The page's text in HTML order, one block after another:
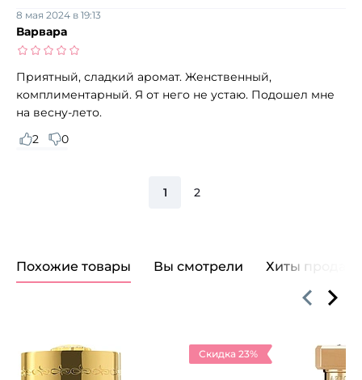
Варвара
8 мая 2024 в 19:13
Приятный, сладкий аромат. Женственный,
комплиментарный. Я от него не устаю. Подошел мне
на весну-лето.
2
0
1 2
Похожие товары Вы смотрели Хиты продаж
Скидка 23%